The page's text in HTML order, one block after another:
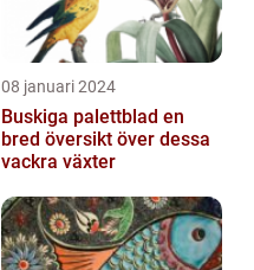
08 januari 2024
Buskiga palettblad en
bred översikt över dessa
vackra växter